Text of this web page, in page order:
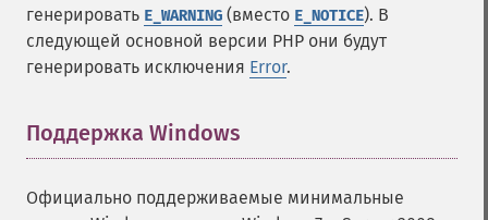
генерировать E_WARNING (вместо E_NOTICE). В
следующей основной версии PHP они будут
генерировать исключения Error.
Поддержка Windows
Официально поддерживаемые минимальные